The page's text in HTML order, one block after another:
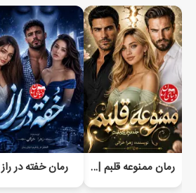
رمان ممنوعه قلبم | جلد دوم رودولایت رمان خفته در راز